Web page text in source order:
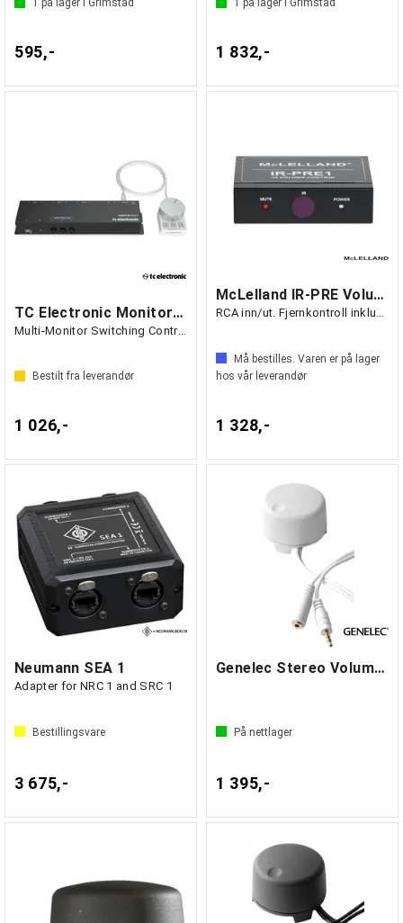
1 på lager i Grimstad
595,-
1 på lager i Grimstad
1 832,-
TC Electronic Monitor Pilot
Multi-Monitor Switching Control
Bestilt fra leverandør
1 026,-
McLelland IR-PRE Volumkontroll med IR
RCA inn/ut. Fjernkontroll inkludert
Må bestilles. Varen er på lager
hos vår leverandør
1 328,-
Neumann SEA 1
Adapter for NRC 1 and SRC 1
Bestillingsvare
3 675,-
Genelec Stereo Volume Control, hvit
På nettlager
1 395,-